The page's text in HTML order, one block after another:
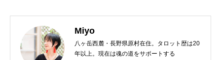
Miyo
八ヶ岳西麓・長野県原村在住。タロット歴は20
年以上。現在は魂の道をサポートする